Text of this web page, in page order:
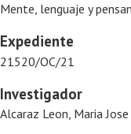
Mente, lenguaje y
Expediente
21520/OC/21
Investigador
Alcaraz Leon, Maria Jose